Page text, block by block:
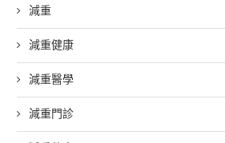
減重
減重健康
減重醫學
減重門診